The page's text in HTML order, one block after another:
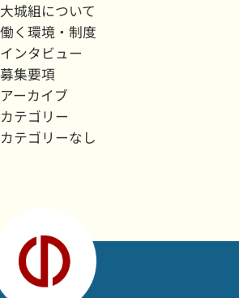
大城組について
働く環境・制度
インタビュー
募集要項
アーカイブ
カテゴリー
カテゴリーなし